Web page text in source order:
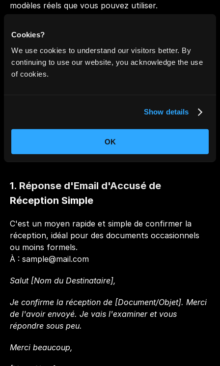
Cookies?
We use cookies to understand our visitors better. By
continuing to use our website, you acknowledge the use
of cookies.
Show details
OK
modèles réels que vous pouvez utiliser.
Les 7 Modèles de Reçu
d'Accusé de Réception les
Plus Couramment Utilisés
Accuser réception de documents ou messages est
essentiel pour maintenir une communication claire.
Voici sept modèles de réponses d'accusé de
réception couramment utilisés, reformulés et
adaptés à diverses situations professionnelles.
1. Réponse d'Email d'Accusé de
Réception Simple
C'est un moyen rapide et simple de confirmer la
réception, idéal pour des documents occasionnels
ou moins formels.
À : sample@mail.com
Salut [Nom du Destinataire],
Je confirme la réception de [Document/Objet]. Merci
de l'avoir envoyé. Je vais l'examiner et vous
répondre sous peu.
Merci beaucoup,